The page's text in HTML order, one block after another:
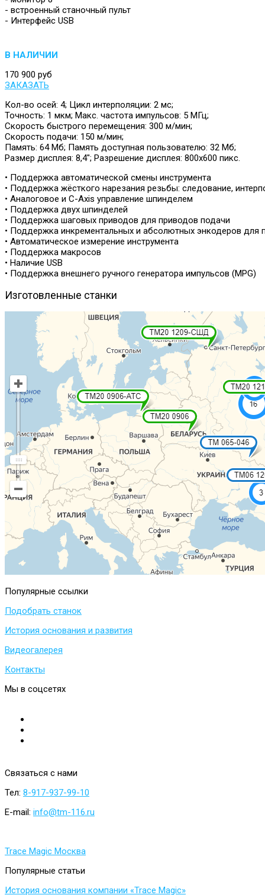
- встроенный станочный пульт
- Интерфейс USB
В НАЛИЧИИ
170 900 руб
ЗАКАЗАТЬ
Кол-во осей: 4; Цикл интерполяции: 2 мс;
Точность: 1 мкм; Макс. частота импульсов: 5 МГц;
Скорость быстрого перемещения: 300 м/мин;
Скорость подачи: 150 м/мин;
Память: 64 Мб; Память доступная пользователю: 32 Мб;
Размер дисплея: 8,4"; Разрешение дисплея: 800х600 пикс.
• Поддержка автоматической смены инструмента
• Поддержка жёсткого нарезания резьбы: следование,
• Аналоговое и C-Axis управление шпинделем
• Поддержка двух шпинделей
• Поддержка шаговых приводов для приводов подачи
• Поддержка инкрементальных и абсолютных энкодеров для
• Автоматическое измерение инструмента
• Поддержка макросов
• Наличие USB
• Поддержка внешнего ручного генератора импульсов (MPG)
Изготовленные станки
Популярные ссылки
Подобрать станок
История основания и развития
Видеогалерея
Контакты
Мы в соцсетях
Связаться с нами
Тел: 8-917-937-99-10
E-mail: info@tm-116.ru
Trace Magic Москва
Популярные статьи
История основания компании «Trace Magic»